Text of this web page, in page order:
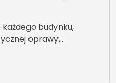
budynku,
oprawy,…